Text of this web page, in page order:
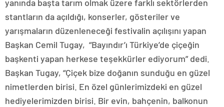
yanında başta tarım olmak üzere farklı sektörlerden
stantların da açıldığı, konserler, gösteriler ve
yarışmaların düzenleneceği festivalin açılışını yapan
Başkan Cemil Tugay, “Bayındır’ı Türkiye’de çiçeğin
başkenti yapan herkese teşekkürler ediyorum” dedi.
Başkan Tugay, “Çiçek bize doğanın sunduğu en güzel
nimetlerden birisi. En özel günlerimizdeki en güzel
hediyelerimizden birisi. Bir evin, bahçenin, balkonun